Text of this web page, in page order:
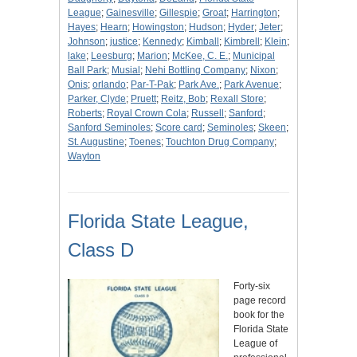
League; Gainesville; Gillespie; Groat; Harrington;
Hayes; Hearn; Howingston; Hudson; Hyder; Jeter;
Johnson; justice; Kennedy; Kimball ; Kimbrell ; Klein;
lake; Leesburg; Marion; McKee, C. E.; Municipal
Ball Park; Musial ; Nehi Bottling Company; Nixon;
Onis; orlando; Par-T-Pak; Park Ave.; Park Avenue;
Parker, Clyde; Pruett; Reitz, Bob; Rexall Store;
Roberts; Royal Crown Cola; Russell ; Sanford ;
Sanford Seminoles; Score card ; Seminoles; Skeen;
St. Augustine; Toenes; Touchton Drug Company;
Wayton
Florida State League,
Class D
Forty-six
page record
book for the
Florida State
League of